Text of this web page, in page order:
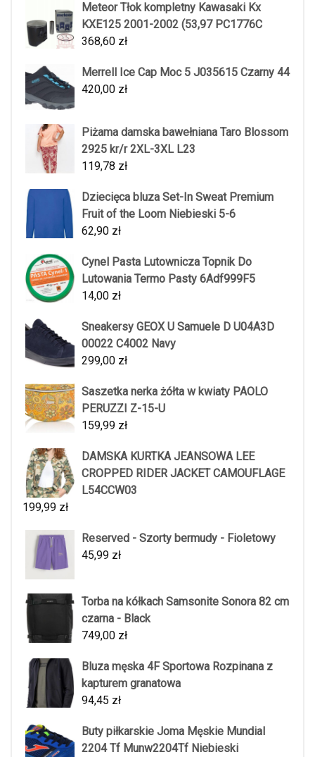
Meteor Tłok kompletny Kawasaki Kx
KXE125 2001-2002 (53,97 PC1776C
368,60 zł
Merrell Ice Cap Moc 5 J035615 Czarny 44
420,00 zł
Piżama damska bawełniana Taro Blossom
2925 kr/r 2XL-3XL L23
119,78 zł
Dziecięca bluza Set-In Sweat Premium
Fruit of the Loom Niebieski 5-6
62,90 zł
Cynel Pasta Lutownicza Topnik Do
Lutowania Termo Pasty 6Adf999F5
14,00 zł
Sneakersy GEOX U Samuele D U04A3D
00022 C4002 Navy
299,00 zł
Saszetka nerka żółta w kwiaty PAOLO
PERUZZI Z-15-U
159,99 zł
DAMSKA KURTKA JEANSOWA LEE
CROPPED RIDER JACKET CAMOUFLAGE
L54CCW03
199,99 zł
Reserved - Szorty bermudy - Fioletowy
45,99 zł
Torba na kółkach Samsonite Sonora 82 cm
czarna - Black
749,00 zł
Bluza męska 4F Sportowa Rozpinana z
kapturem granatowa
94,45 zł
Buty piłkarskie Joma Męskie Mundial
2204 Tf Munw2204Tf Niebieski